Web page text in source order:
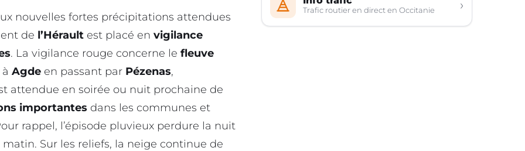
nouvelles fortes précipitations attendues
de l’Hérault est placé en vigilance
. La vigilance rouge concerne le fleuve
à Agde en passant par Pézenas,
attendue en soirée ou nuit prochaine de
importantes dans les communes et
rappel, l’épisode pluvieux perdure la nuit
Sur les reliefs, la neige continue de
Trafic routier en direct en Occitanie ›